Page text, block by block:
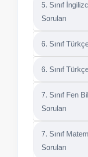
5. Sınıf
Soruları
6. Sınıf
6. Sınıf
7. Sınıf Fen
Soruları
7. Sınıf
Soruları